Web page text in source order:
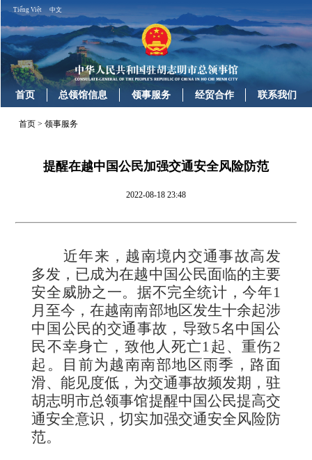
Tiếng Việt 中文
首页 总领馆信息 领事服务 经贸合作 联系我们
首页 >领事服务
提醒在越中国公民加强交通安全风险防范
2022-08-18 23:48
近年来，越南境内交通事故高发
多发，已成为在越中国公民面临的主要
安全威胁之一。据不完全统计，今年1
月至今，在越南南部地区发生十余起涉
中国公民的交通事故，导致5名中国公
民不幸身亡 ，致他人死亡1起、重伤2
起。目前为越南南部地区雨季，路面
滑、能见度低，为交通事故频发期，驻
胡志明市总领事馆提醒中国公民提高交
通安全意识，切实加强交通安全风险防
范。